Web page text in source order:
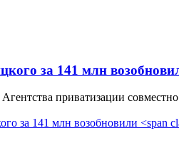
за 141 млн
приватизации